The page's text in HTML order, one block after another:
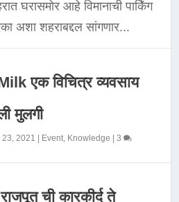
घरासमोर आहे विमानाची पार्किंग
अशा शहराबद्दल सांगणार...
एक विचित्र व्यवसाय
मुलगी
23, 2021 Event, Knowledge |3
ची कारकीर्द ते